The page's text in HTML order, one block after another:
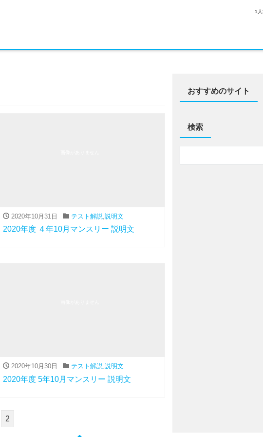
1
2020年10月31日 テスト解説 説明文
2020年度 ４年10月マンスリー 説明文
2020年10月30日 テスト解説,説明文
2020年度 5年10月マンスリー 説明文
2
おすすめのサイト
検索